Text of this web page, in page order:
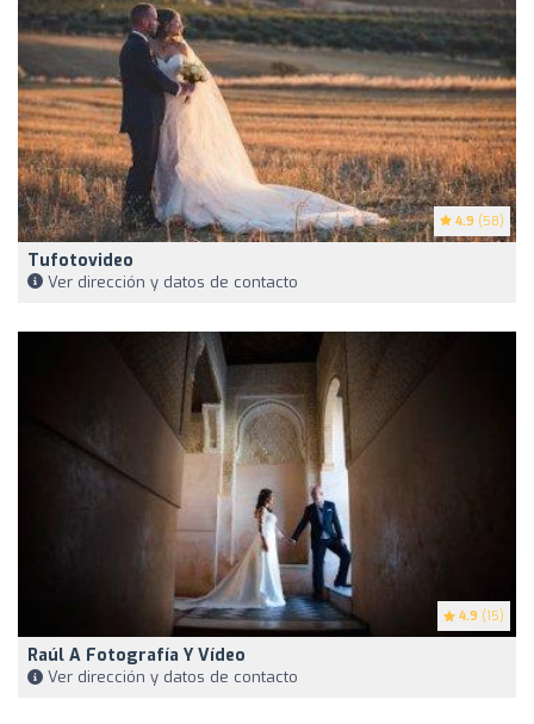
4.9 (58)
Tufotovideo
Ver dirección y datos de contacto
4.9 (15)
Raúl A Fotografía Y Vídeo
Ver dirección y datos de contacto